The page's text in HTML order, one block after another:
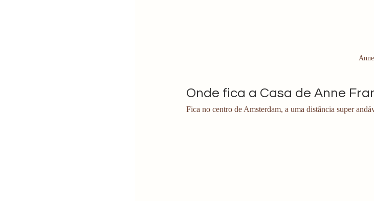
Onde fica a Casa de Anne
Fica no centro de Amsterdam, a uma distância super